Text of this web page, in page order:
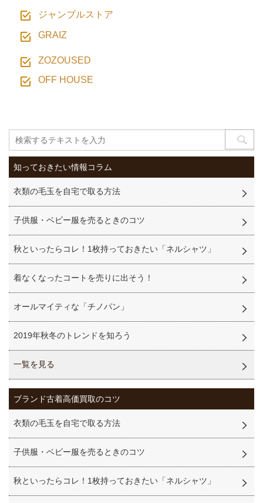
ジャンブルストア
GRAIZ
ZOZOUSED
OFF HOUSE
知っておきたい情報コラム
衣類の毛玉を自宅で取る方法
子供服・ベビー服を売るときのコツ
秋といったらコレ！1枚持っておきたい「ネルシャツ」
着なくなったコートを売りに出そう！
オールマイティな「チノパン」
2019年秋冬のトレンドを知ろう
一覧を見る
ブランド古着高価買取のコツ
衣類の毛玉を自宅で取る方法
子供服・ベビー服を売るときのコツ
秋といったらコレ！1枚持っておきたい「ネルシャツ」